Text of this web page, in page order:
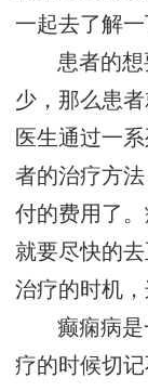
一起去了解一
患者的
少，那么患
医生通过一
者的治疗方
付的费用了
就要尽快的
治疗的时机，
癫痫病
疗的时候切